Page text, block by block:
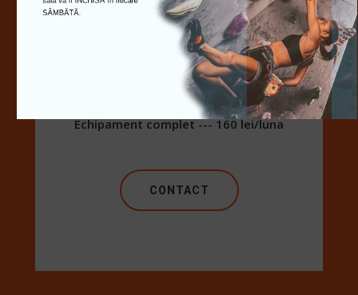
Ham --- 10 lei/sedinta
Dispozitiv de asigurare --- 10 lei/sedinta
Saculet cu magneziu --- 5 lei/sedinta
Coarda --- 10 lei/sedinta
Echipament complet --- 160 lei/luna
CONTACT
SÂMBĂTĂ.